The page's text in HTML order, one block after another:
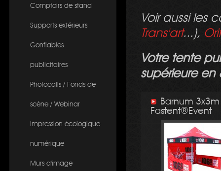
Comptoirs de stand
Supports extérieurs
Gonflables
publicitaires
Photocalls / Fonds de
scène / Webinar
Impression écologique
numérique
Murs d'image
Voir aussi les
Trans'art...),
Votre tente
supérieure en
Barnum 3x3m
Fastent®Event